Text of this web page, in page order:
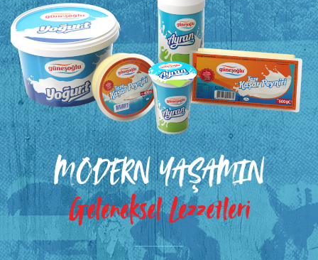
MODERN YAŞAMIN
Geleneksel Lezzetleri